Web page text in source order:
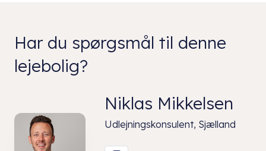
Har du spørgsmål til denne
lejebolig?
Niklas Mikkelsen
Udlejningskonsulent, Sjælland